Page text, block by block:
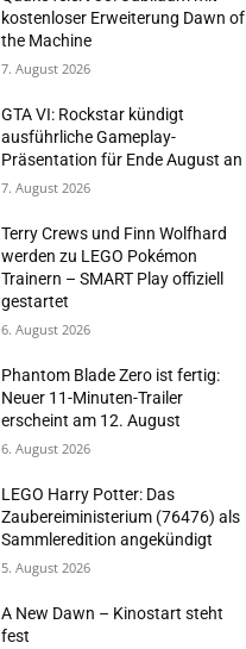
kostenloser Erweiterung Dawn of
the Machine
7. August 2026
GTA VI: Rockstar kündigt
ausführliche Gameplay-
Präsentation für Ende August an
7. August 2026
Terry Crews und Finn Wolfhard
werden zu LEGO Pokémon
Trainern – SMART Play offiziell
gestartet
6. August 2026
Phantom Blade Zero ist fertig:
Neuer 11-Minuten-Trailer
erscheint am 12. August
6. August 2026
LEGO Harry Potter: Das
Zaubereiministerium (76476) als
Sammleredition angekündigt
5. August 2026
A New Dawn – Kinostart steht
fest